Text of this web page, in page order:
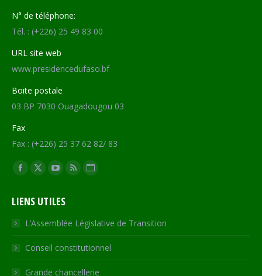
N° de téléphone:
Tél. : (+226) 25 49 83 00
URL site web
www.presidencedufaso.bf
Boite postale
03 BP 7030 Ouagadougou 03
Fax
Fax : (+226) 25 37 62 82/ 83
Trouvez nous sur :
Facebook
opens
in
new
window
X
opens
in
new
window
YouTube
opens
in
new
window
RSS
in
new
window
Site
opens
in
new
LIENS UTILES
L’Assemblée Législative de Transition
Conseil constitutionnel
Grande chancellerie